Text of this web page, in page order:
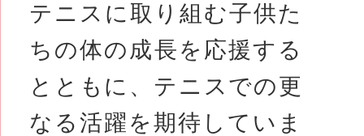
テニスに取り組む子供た
ちの体の成長を応援する
とともに、テニスでの更
なる活躍を期待していま